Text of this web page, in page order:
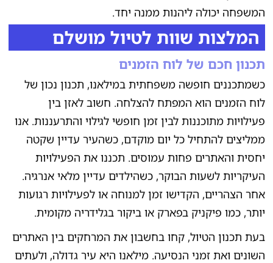
המשפחה יכולה ליהנות ממנה יחד.
המלצות שוות לטיול מושלם
תכנון חכם של לוח הזמנים
כשמתכננים חופשה משפחתית במילאנו, תכנון נכון של
לוח הזמנים הוא המפתח להצלחה. חשוב לאזן בין
פעילויות מתוכננות לבין זמן חופשי לגילוי והתרעננות. אנו
ממליצים להתחיל כל יום מוקדם, כשהעיר עדיין שקטה
יחסית והאתרים פחות עמוסים. תכננו את הפעילויות
העיקריות לשעות הבוקר, כשהילדים עדיין מלאי אנרגיה.
אחר הצהריים, הקדישו זמן למנוחה או לפעילויות רגועות
יותר, כמו פיקניק בפארק או ביקור בגלידריה מקומית.
בעת תכנון הטיול, קחו בחשבון את המרחקים בין האתרים
השונים ואת זמני הנסיעה. מילאנו היא עיר גדולה, ולעתים